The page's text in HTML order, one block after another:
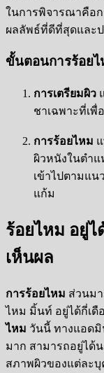
ในการพิจารณาคือก
ผลลัพธ์ที่ดีที่สุดและ
ขั้นตอนการร้อย
การเตรียมผิว
ชาเฉพาะที่เพื่
การร้อยไหม
ผิวหนังในตำ
เข้าไปตามแ
แก้ม
ร้อยไหม อยู่
เห็นผล
การร้อยไหม ส่วนม
ไหม มิ้นท์ อยู่ได้กี่เ
ไหม วันนี้ ทางแอด
มาก สามารถอยู่ได้
สภาพผิวของแต่ละ